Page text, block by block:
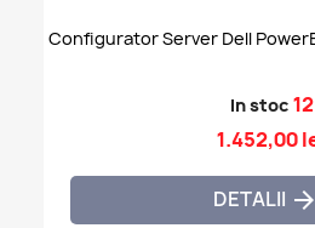
Configurator Server Dell
In stoc 12
1.452,00
DETALII 